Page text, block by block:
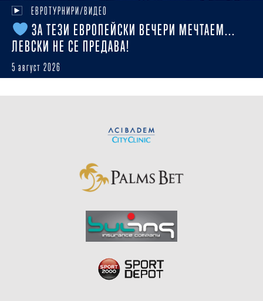
ЕВРОТУРНИРИ/ВИДЕО
ЗА ТЕЗИ ЕВРОПЕЙСКИ ВЕЧЕРИ МЕЧТАЕМ...
ЛЕВСКИ НЕ СЕ ПРЕДАВА!
5 август 2026